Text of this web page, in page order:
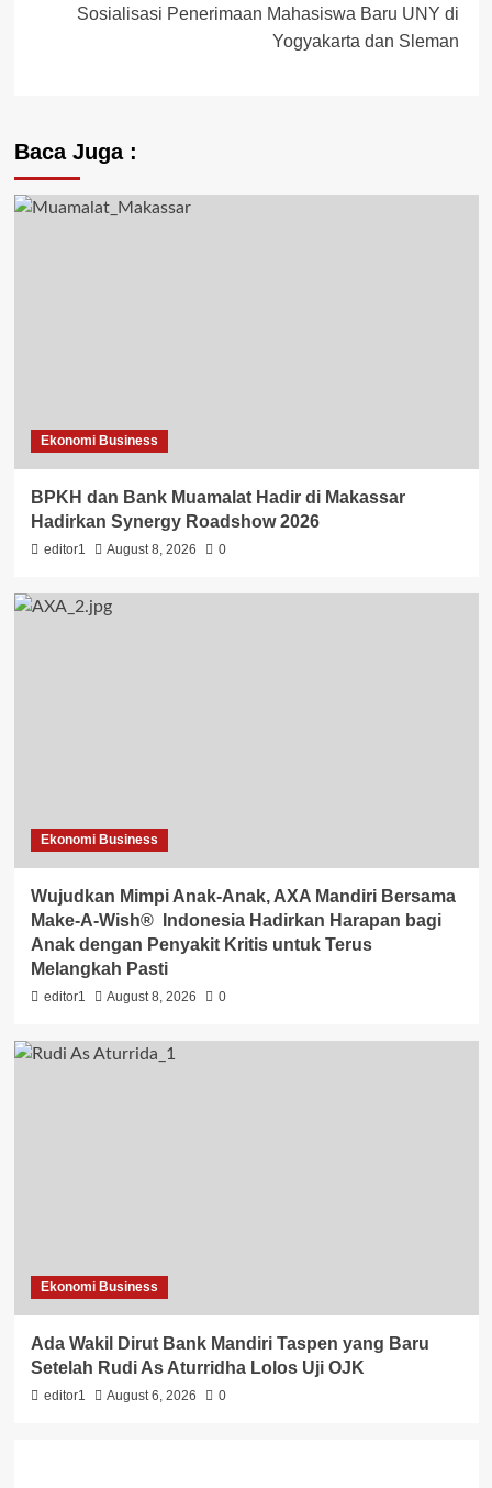
Sosialisasi Penerimaan Mahasiswa Baru UNY di
Yogyakarta dan Sleman
Baca Juga :
Ekonomi Business
BPKH dan Bank Muamalat Hadir di Makassar
Hadirkan Synergy Roadshow 2026
editor1 August 8, 2026 0
Ekonomi Business
Wujudkan Mimpi Anak-Anak, AXA Mandiri Bersama
Make-A-Wish® Indonesia Hadirkan Harapan bagi
Anak dengan Penyakit Kritis untuk Terus
Melangkah Pasti
editor1 August 8, 2026 0
Ekonomi Business
Ada Wakil Dirut Bank Mandiri Taspen yang Baru
Setelah Rudi As Aturridha Lolos Uji OJK
editor1 August 6, 2026 0